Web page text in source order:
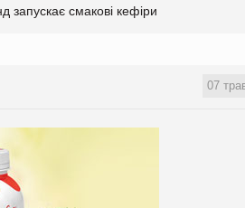
запускає смакові кефіри
07